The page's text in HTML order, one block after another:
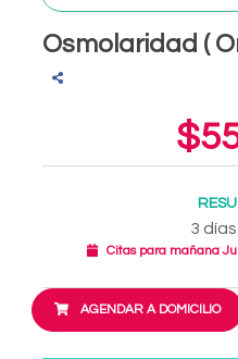
Osmolaridad (
3
Citas para mañana
AGENDAR A DOMICILIO